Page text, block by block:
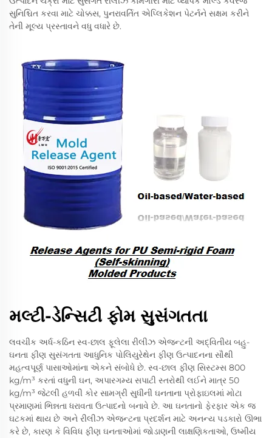
સુનિશ્ચિત કરવા માટે ચોક્કસ, પુનરાવર્તિત એપ્લિકેશન પેટર્નને સક્ષમ કરીને
તેની મૂલ્ય પ્રસ્તાવને વધુ વધારે છે.
મલ્ટી-ડેન્સિટી ફોમ સુસંગતતા
લવચીક અર્ધ-કઠિન સ્વ-છાલ ફૂલેલા રીલીઝ એજન્ટની અદ્વિતીય બહુ-
ઘનતા ફીણ સુસંગતતા આધુનિક પોલિયુરેથેન ફીણ ઉત્પાદનના સૌથી
મહત્વપૂર્ણ પાસાઓમાંના એકને સંબોધે છે. સ્વ-છાલ ફીણ સિસ્ટમ્સ 800
kg/m³ કરતાં વધુની ઘન, અપારગમ્ય સપાટી સ્તરોથી લઈને માત્ર 50
kg/m³ જેટલી હળવી કોર સામગ્રી સુધીની ઘનતાના પ્રોફાઇલમાં મોટા
પ્રમાણમાં ભિન્નતા ધરાવતા ઉત્પાદનો બનાવે છે. આ ઘનતાનો ફેરફાર એક જ
ઘટકમાં થાય છે અને રીલીઝ એજન્ટના પ્રદર્શન માટે અનન્ય પડકારો ઊભા
કરે છે, કારણ કે વિવિધ ફીણ ઘનતાઓમાં જોડાણની લાક્ષણિકતાઓ, ઉષ્મીય